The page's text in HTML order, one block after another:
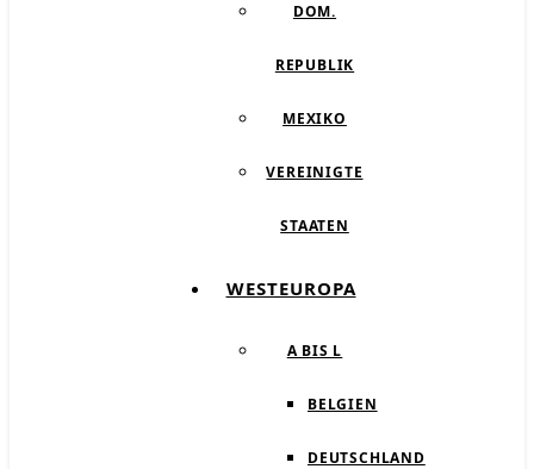
DOM.
REPUBLIK
MEXIKO
VEREINIGTE
STAATEN
WESTEUROPA
A BIS L
BELGIEN
DEUTSCHLAND